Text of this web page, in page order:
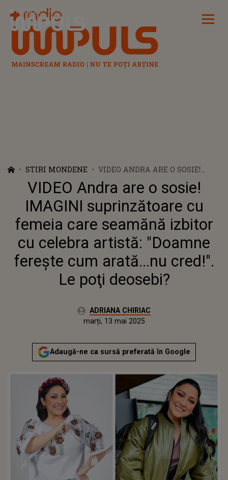
Radio Impuls
STIRI MONDENE
VIDEO ANDRA ARE O SOSIE!
IMAGINI SUPRINZĂTOARE CU
FEMEIA CARE SEAMĂNĂ
IZBITOR CU CELEBRA ARTISTĂ:
"DOAMNE FEREȘTE CUM
ARATĂ...NU CRED!". LE POŢI
VIDEO Andra are o sosie!
IMAGINI suprinzătoare cu
femeia care seamănă izbitor
cu celebra artistă: "Doamne
ferește cum arată...nu cred!".
Le poţi deosebi?
Autor:ADRIANA CHIRIAC
Actualizat:
marți, 13 mai 2025
Adaugă-ne ca sursă preferată în Google